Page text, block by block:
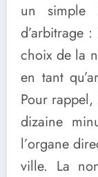
un simple
d’arbitrage
choix de la
en tant
Pour
dizaine
l’organe
ville. La